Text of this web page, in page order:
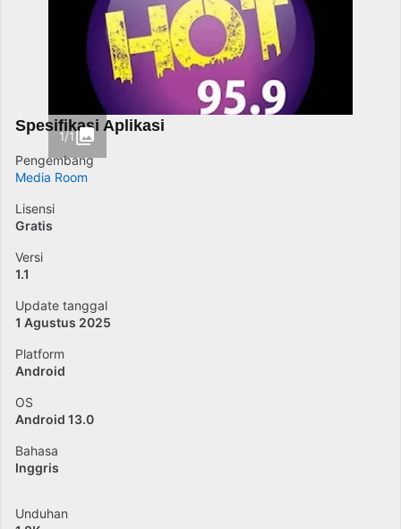
1/1
Spesifikasi Aplikasi
Pengembang
Media Room
Lisensi
Gratis
Versi
1.1
Update tanggal
1 Agustus 2025
Platform
Android
OS
Android 13.0
Bahasa
Inggris
Unduhan